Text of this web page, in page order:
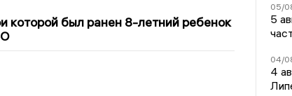
которой был ранен 8-летний ребенок
05/
5
04/
4